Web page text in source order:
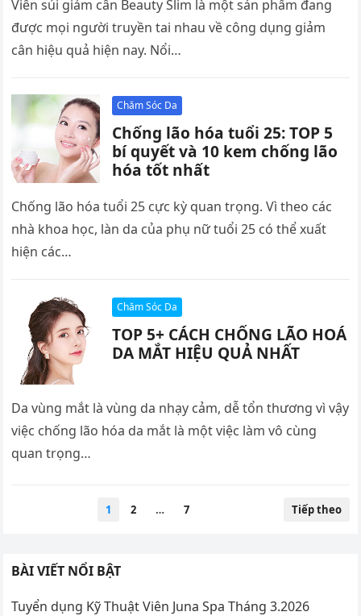
Viên sủi giảm cân Beauty Slim là một sản phẩm đang
được mọi người truyền tai nhau về công dụng giảm
cân hiệu quả hiện nay. Nổi…
Chăm Sóc Da
Chống lão hóa tuổi 25: TOP 5
bí quyết và 10 kem chống lão
hóa tốt nhất
Chống lão hóa tuổi 25 cực kỳ quan trọng. Vì theo các
nhà khoa học, làn da của phụ nữ tuổi 25 có thể xuất
hiện các…
Chăm Sóc Da
TOP 5+ CÁCH CHỐNG LÃO HOÁ
DA MẮT HIỆU QUẢ NHẤT
Da vùng mắt là vùng da nhạy cảm, dễ tổn thương vì vậy
việc chống lão hóa da mắt là một việc làm vô cùng
quan trọng…
viết
1 2 … 7 Tiếp theo
BÀI VIẾT NỔI BẬT
Tuyển dụng Kỹ Thuật Viên Juna Spa Tháng 3.2026